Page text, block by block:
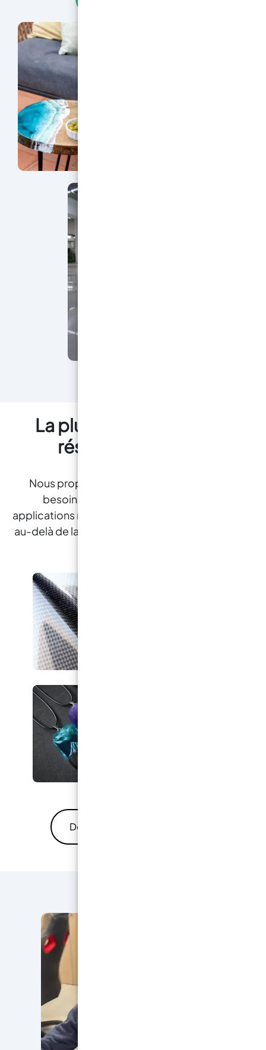
réaction allergique. La lecture de la fiche de
obligatoire avant utilisation. À partir du 24 août
appropriée est obligatoire avant toute utilisation
professionnelle. https://www.youtube.com/embed/
si=gtHIzXL46WCWLxGRhttps://youtube.com/
La plus large gamme de
résines en France !
Nous proposons des résines pour tous les
besoins, de la création artistique aux
applications nautiques et de construction , allant
au-delà de la variété « limitée » des magasins de
Découvrez toutes les résines